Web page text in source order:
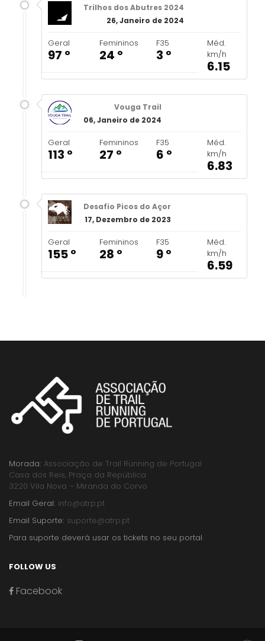
Trilhos dos Abutres 2024
26, Janeiro de 2024
Geral
97 º
Femininos
24 º
F35
3 º
Méd.
km/h
6.15
Vouga Trail
06, Janeiro de 2024
Geral
113 º
Femininos
27 º
F35
6 º
Méd.
km/h
6.83
Desafio Picos do Açor
17, Dezembro de 2023
Geral
155 º
Femininos
28 º
F35
9 º
Méd.
km/h
6.59
Morada: Associação de Trail Running de Portugal
Casa dos Reis, Praça da República
3220 Vila Nova – Miranda do Corvo
Email Geral: info@atrp.pt
Email Suporte: suporte@atrp.pt
Para suporte deverá usar os tickets no seu portal
FOLLOW US
Facebook